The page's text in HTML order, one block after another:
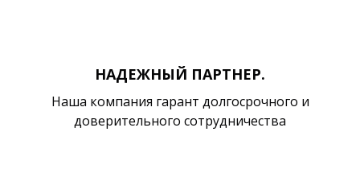
НАДЕЖНЫЙ ПАРТНЕР.
Наша компания гарант долгосрочного и
доверительного сотрудничества